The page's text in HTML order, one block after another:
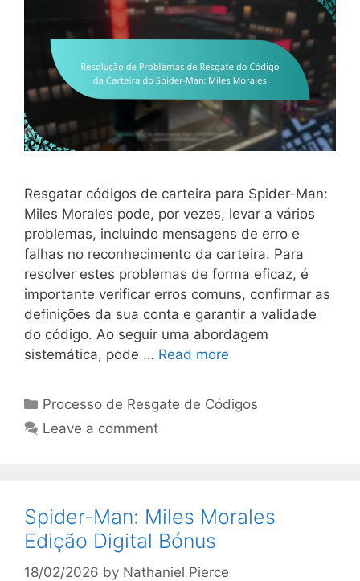
Resgatar códigos de carteira para Spider-Man:
Miles Morales pode, por vezes, levar a vários
problemas, incluindo mensagens de erro e
falhas no reconhecimento da carteira. Para
resolver estes problemas de forma eficaz, é
importante verificar erros comuns, confirmar as
definições da sua conta e garantir a validade
do código. Ao seguir uma abordagem
sistemática, pode … Read more
Categories
Processo de Resgate de Códigos
Leave a comment
Spider-Man: Miles Morales
Edição Digital Bónus
18/02/2026 by Nathaniel Pierce